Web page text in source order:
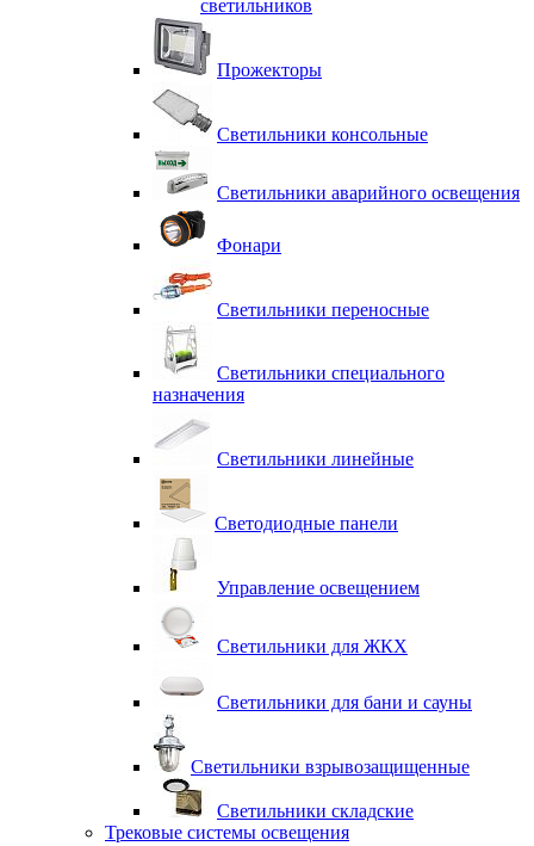
светильников
Прожекторы
Светильники консольные
Светильники аварийного освещения
Фонари
Светильники переносные
Светильники специального
назначения
Светильники линейные
Светодиодные панели
Управление освещением
Светильники для ЖКХ
Светильники для бани и сауны
Светильники взрывозащищенные
Светильники складские
Трековые системы освещения